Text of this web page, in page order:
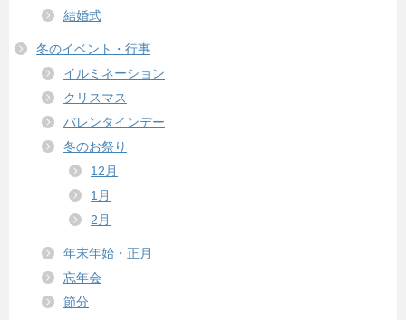
結婚式
冬のイベント・行事
イルミネーション
クリスマス
バレンタインデー
冬のお祭り
12月
1月
2月
年末年始・正月
忘年会
節分